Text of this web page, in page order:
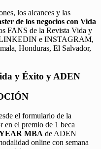
los alcances y las
de los negocios con Vida
FANS de la Revista Vida y
e INSTAGRAM,
Honduras, El Salvador,
y Éxito y ADEN
el formulario de la
en el premio de 1 beca
MBA de ADEN
online con semana